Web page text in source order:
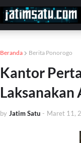
Beranda Berita Ponorogo
Kantor
Laksanakan
by Jatim Satu - Maret 11,